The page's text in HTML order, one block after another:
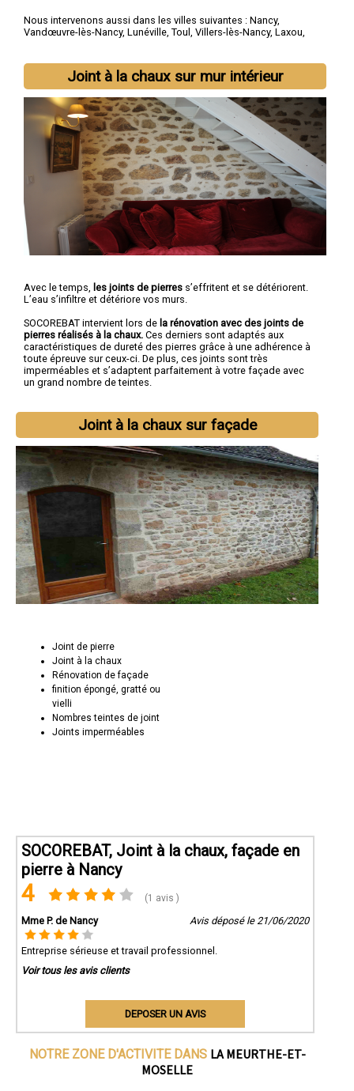
Nous intervenons aussi dans les villes suivantes : Nancy,
Vandœuvre-lès-Nancy, Lunéville, Toul , Villers-lès-Nancy, Laxou,
Joint à la chaux sur mur intérieur
Avec le temps, les joints de pierres s’effritent et se détériorent.
L’eau s’infiltre et détériore vos murs.
SOCOREBAT intervient lors de la rénovation avec des joints de
pierres réalisés à la chaux. Ces derniers sont adaptés aux
caractéristiques de dureté des pierres grâce à une adhérence à
toute épreuve sur ceux-ci. De plus, ces joints sont très
imperméables et s’adaptent parfaitement à votre façade avec
un grand nombre de teintes.
Joint à la chaux sur façade
Joint de pierre
Joint à la chaux
Rénovation de façade
finition épongé, gratté ou
vielli
Nombres teintes de joint
Joints imperméables
SOCOREBAT, Joint à la chaux, façade en
pierre à Nancy
4 (1 avis )
Mme P. de Nancy Avis déposé le 21/06/2020
Entreprise sérieuse et travail professionnel.
Voir tous les avis clients
DEPOSER UN AVIS
NOTRE ZONE D'ACTIVITE DANS LA MEURTHE-ET-
MOSELLE